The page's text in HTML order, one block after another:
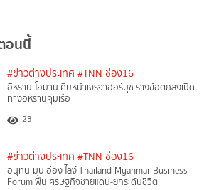
อนนี้
#ข่าวต่างประเทศ #TNN ช่อง16
อิหร่าน-โอมาน คืบหน้าเจรจาฮอร์มุซ ร่างข้อตกลงเปิด
ทางอิหร่านคุมเรือ
23
#ข่าวต่างประเทศ #TNN ช่อง16
อนุทิน-มิน อ่อง ไลง์ Thailand-Myanmar Business
Forum ฟื้นเศรษฐกิจชายแดน-ยกระดับชีวิต